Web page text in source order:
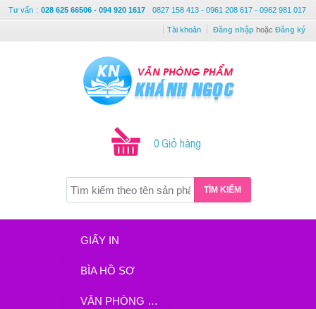
Tư vấn : 028 625 66506 - 094 920 1617 0827 158 413 - 0961 208 617 - 0962 981 017
Tài khoản Đăng nhập hoặc Đăng ký
0 Giỏ hàng
TÌM KIẾM
GIẤY IN
BÌA HỒ SƠ
VĂN PHÒNG PHẨM